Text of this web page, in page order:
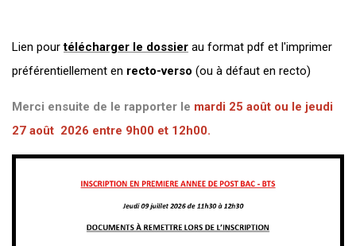
Lien pourtélécharger le dossier au format pdf et l'imprimer
préférentiellement en recto-verso (ou à défaut en recto)
Merci ensuite de le rapporter le mardi 25 août ou le jeudi
27 août 2026 entre 9h00 et 12h00.